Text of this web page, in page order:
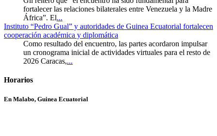
fortalecer las relaciones bilaterales entre Venezuela y la Madre
África”. El...
Instituto “Pedro Gual” y autoridades de Guinea Ecuatorial fortalecen
cooperación académica y diplomática
Como resultado del encuentro, las partes acordaron impulsar
un cronograma inicial de actividades virtuales para el resto de
2026 Caracas,...
Horarios
En Malabo, Guinea Ecuatorial